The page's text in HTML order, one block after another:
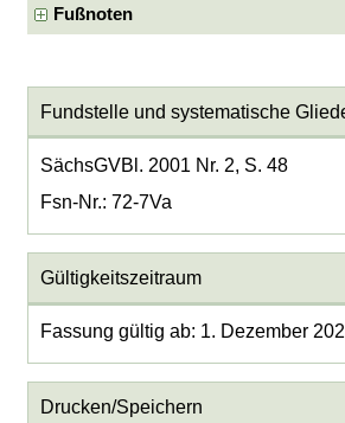
Fußnoten
Fundstelle und systematische
SächsGVBl. 2001 Nr. 2, S. 48
Fsn-Nr.: 72-7Va
Gültigkeitszeitraum
Fassung gültig ab: 1. Dezember
Drucken/Speichern